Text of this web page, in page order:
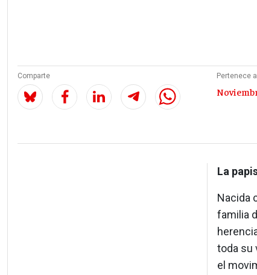
Comparte Pertenece
La
Nacida
familia
toda su
el